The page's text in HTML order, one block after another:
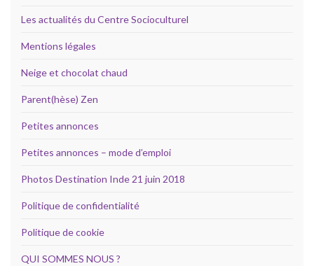
Les actualités du Centre Socioculturel
Mentions légales
Neige et chocolat chaud
Parent(hèse) Zen
Petites annonces
Petites annonces – mode d’emploi
Photos Destination Inde 21 juin 2018
Politique de confidentialité
Politique de cookie
QUI SOMMES NOUS ?